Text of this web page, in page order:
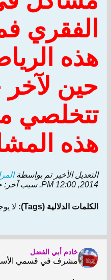
الفقري
هذه
حين
تتخلصي
هذه
التعديل الأخير تم بواسطة
2014, 12:00 PM
.سبب آخر:
الكلمات الدلالية (Tags): لا
خادم أبي الفضل
مشرف في قسمي